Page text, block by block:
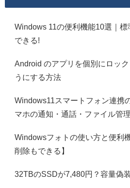
Windows 11の便利機能10選｜
できる!
Android のアプリを個別にロッ
うにする方法
Windows11スマートフォン連携
マホの通知・通話・ファイル管理
Windowsフォトの使い方と便利
削除もできる】
32TBのSSDが7,480円？容量偽